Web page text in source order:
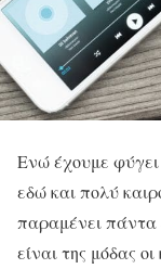
Ενώ έχουμε φύγει
εδώ και πολύ
παραμένει πάντα
είναι της μόδας